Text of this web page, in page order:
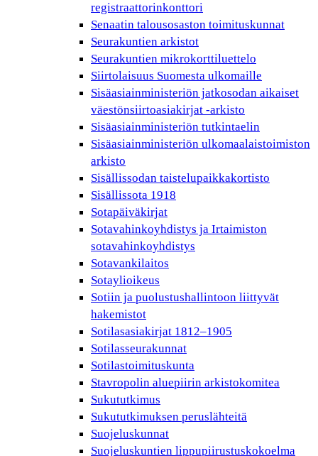
registraattorinkonttori
Senaatin talousosaston toimituskunnat
Seurakuntien arkistot
Seurakuntien mikrokorttiluettelo
Siirtolaisuus Suomesta ulkomaille
Sisäasiainministeriön jatkosodan aikaiset
väestönsiirtoasiakirjat -arkisto
Sisäasiainministeriön tutkintaelin
Sisäasiainministeriön ulkomaalaistoimiston
arkisto
Sisällissodan taistelupaikkakortisto
Sisällissota 1918
Sotapäiväkirjat
Sotavahinkoyhdistys ja Irtaimiston
sotavahinkoyhdistys
Sotavankilaitos
Sotaylioikeus
Sotiin ja puolustushallintoon liittyvät
hakemistot
Sotilasasiakirjat 1812–1905
Sotilasseurakunnat
Sotilastoimituskunta
Stavropolin aluepiirin arkistokomitea
Sukututkimus
Sukututkimuksen peruslähteitä
Suojeluskunnat
Suojeluskuntien lippupiirustuskokoelma